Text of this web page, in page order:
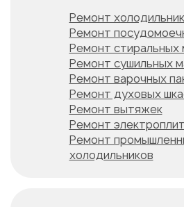
Ремонт
Ремонт
Ремонт стиральных
Ремонт сушильных
Ремонт варочных
Ремонт духовых
Ремонт вытяжек
Ремонт электроплит
Ремонт
холодильников